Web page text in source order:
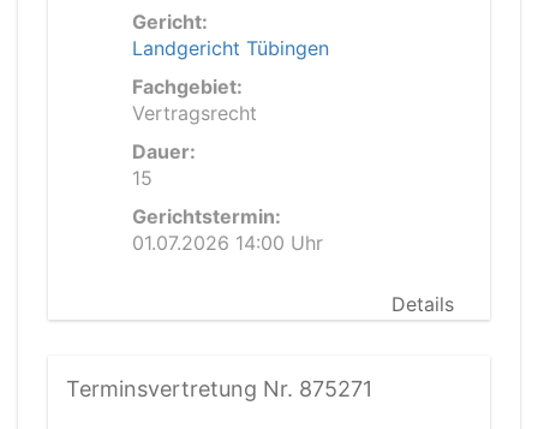
Gericht:
Landgericht Tübingen
Fachgebiet:
Vertragsrecht
Dauer:
15
Gerichtstermin:
01.07.2026 14:00 Uhr
Details
Terminsvertretung Nr. 875271